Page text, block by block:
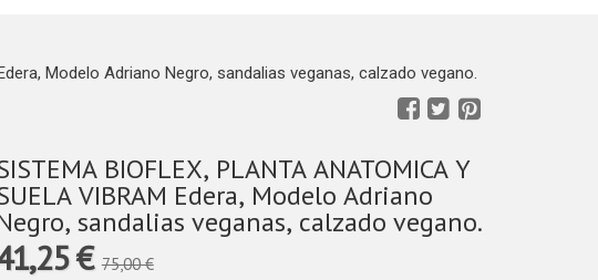
Modelo Adriano Negro, sandalias veganas, calzado vegano.
BIOFLEX, PLANTA ANATOMICA Y
VIBRAM Edera, Modelo Adriano
sandalias veganas, calzado vegano.
€ 75,00 €